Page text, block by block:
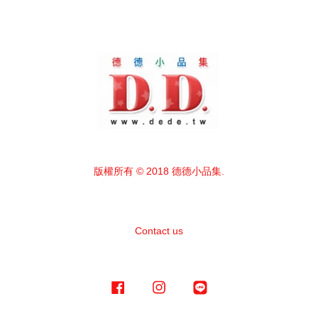
版權所有 © 2018 德德小品集.
Contact us
Facebook Instagram